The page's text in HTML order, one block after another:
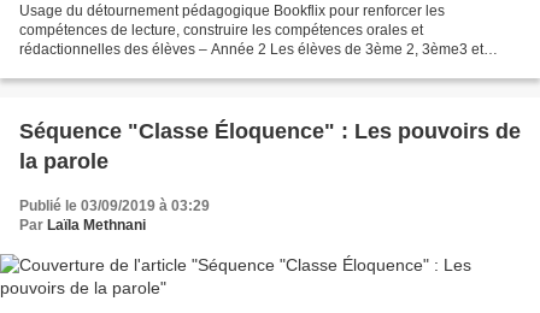
Usage du détournement pédagogique Bookflix pour renforcer les
compétences de lecture, construire les compétences orales et
rédactionnelles des élèves – Année 2 Les élèves de 3ème 2, 3ème3 et
Séquence "Classe Éloquence" : Les pouvoirs de
la parole
Publié le 03/09/2019 à 03:29
Par Laïla Methnani